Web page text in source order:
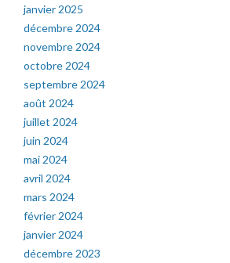
janvier 2025
décembre 2024
novembre 2024
octobre 2024
septembre 2024
août 2024
juillet 2024
juin 2024
mai 2024
avril 2024
mars 2024
février 2024
janvier 2024
décembre 2023